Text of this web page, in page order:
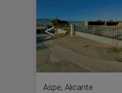
<
Aspe, Alicante